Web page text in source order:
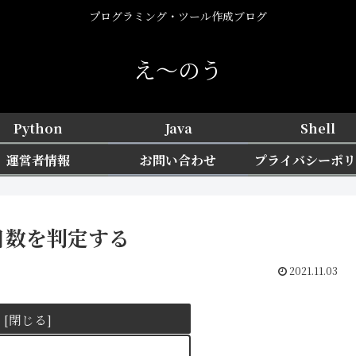
プログラミング・ツール作成ブログ
え〜のう
Python Java
Shell
運営者情報
お問い合わせ プライバシーポ
を判定する
2021.11.03